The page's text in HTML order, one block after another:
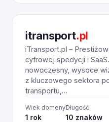
itransport.pl
iTransport.pl –
cyfrowej spedycji i
nowoczesny, wysoce
z kluczowego sektora
transportu,...
Wiek domeny
1 rok
Długość
10 znaków